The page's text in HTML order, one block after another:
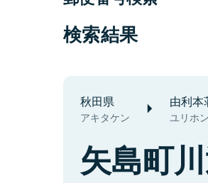
検索結果
秋田県
アキタケン
由利本
ユリホ
矢島町